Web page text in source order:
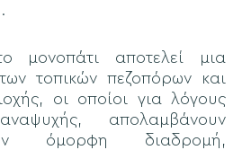
μονοπάτι αποτελεί μια
τοπικών πεζοπόρων και
οι οποίοι για λόγους
απολαμβάνουν
όμορφη διαδρομή,